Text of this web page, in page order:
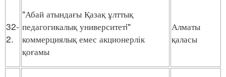
32-
2.
"Абай атындағы Қазақ ұлттық
педагогикалық университетi"
коммерциялық емес акционерлік
қоғамы
Алматы
қаласы